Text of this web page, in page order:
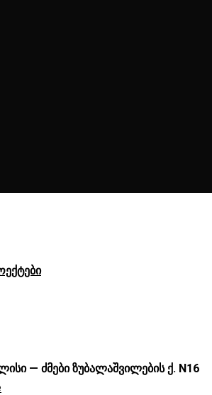
— ძმები ზუბალაშვილების ქ. N16